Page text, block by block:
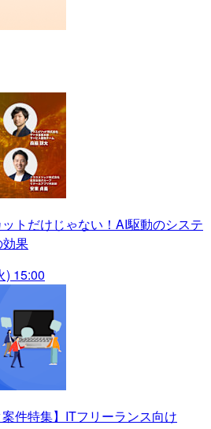
ットだけじゃない！AI駆動のシステ
果
) 15:00
案件特集】ITフリーランス向け